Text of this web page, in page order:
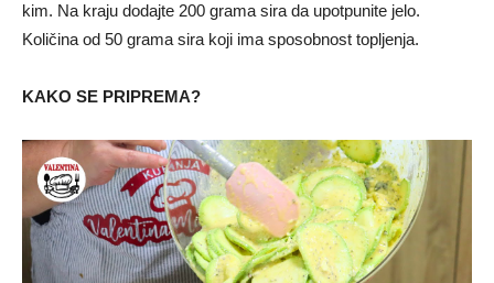
kim. Na kraju dodajte 200 grama sira da upotpunite jelo.
Količina od 50 grama sira koji ima sposobnost topljenja.
KAKO SE PRIPREMA?